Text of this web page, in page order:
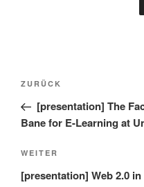
Beitragsnavigation
Vorheriger
Beitrag
ZURÜCK
[presentation] The
Bane for E-Learning at
Nächster
Beitrag
WEITER
[presentation] Web 2.0